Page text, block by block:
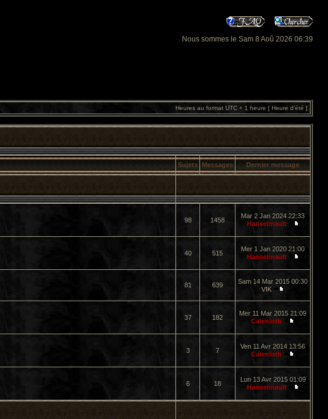
Nous sommes le Sam 8 Aoû 2026 06:39
Heures au format UTC + 1 heure [ Heure d’été ]
Sujets Messages Dernier message
98 1458
Mar 2 Jan 2024 22:33
Hanselmault
40 515
Mer 1 Jan 2020 21:00
Hanselmault
81 639
Sam 14 Mar 2015 00:30
VIK
37 182
Mer 11 Mar 2015 21:09
Calenloth
3 7
Ven 11 Avr 2014 13:56
Calenloth
6 18
Lun 13 Avr 2015 01:09
Hanselmault